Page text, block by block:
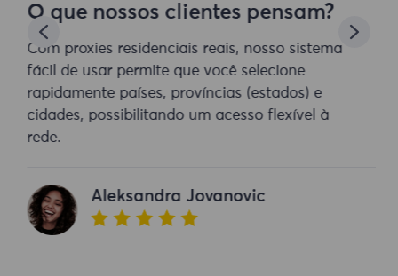
O que nossos clientes pensam?
Com proxies residenciais reais, nosso sistema
fácil de usar permite que você selecione
rapidamente países, províncias (estados) e
cidades, possibilitando um acesso flexível à
rede.
Aleksandra Jovanovic